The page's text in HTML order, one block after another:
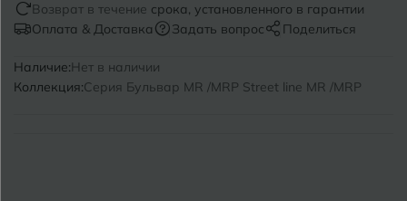
Возврат в течение срока, установленного в гарантии
Оплата & Доставка
Задать вопрос Поделиться
Наличие:Нет в наличии
Коллекция:Серия Бульвар MR /MRP Street line MR /MRP
Воткинск
Г Геленджик
Сыктывкар